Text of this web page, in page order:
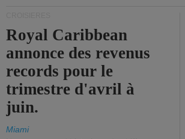
Royal Caribbean
annonce des revenus
records pour le
trimestre d'avril à
juin.
Miami